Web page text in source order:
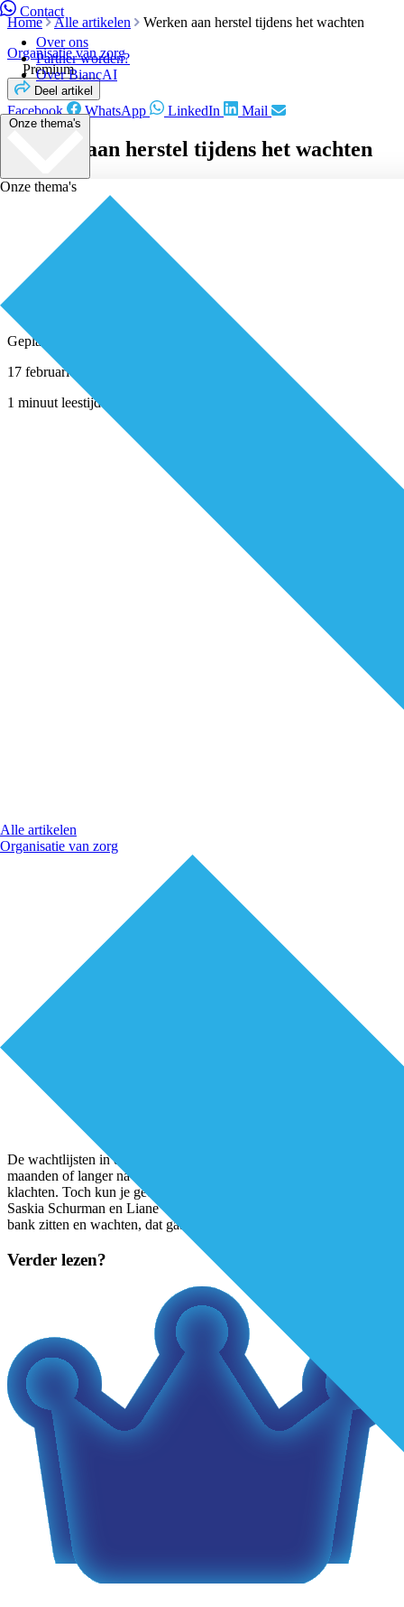
Contact
Over ons
Partner worden?
Over BiancAI
Onze thema's
Onze thema's
Alle artikelen
Organisatie van zorg
Home Alle artikelen
Werken aan herstel tijdens het wachten
Organisatie van zorg
Premium
Deel artikel
Facebook WhatsApp LinkedIn Mail
Werken aan herstel tijdens het wachten
Geplaatst door
17 februari 2022
1 minuut leestijd
De wachtlijsten in de ggz zijn lang. Mensen blijven daarom soms
maanden of langer na aanmelding rondlopen met hun psychische
klachten. Toch kun je gedurende die wachttijd al veel doen, vinden
Saskia Schurman en Liane Wolfert van de WachtVerzachter. “Op de
bank zitten en wachten, dat gaat je niet helpen.”Zes
Verder lezen?